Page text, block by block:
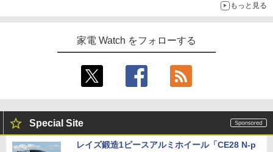
もっと見る
家電 Watch をフォローする
Special Site
レイズ鍛造1ピースアルミホイール「CE28 N-p